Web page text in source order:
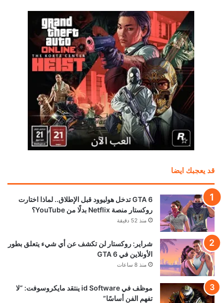
قد يعجبك ايضا
GTA 6 تدخل هوليوود قبل الإطلاق.. لماذا اختارت
روكستار منصة Netflix بدلًا من YouTube؟
منذ 52 دقيقة
شراير: روكستار لن تكشف عن أي شيء يتعلق بطور
الأونلاين في GTA 6
منذ 8 ساعات
موظف في id Software ينتقد مايكروسوفت: “لا
تفهم الفن أساسًا”